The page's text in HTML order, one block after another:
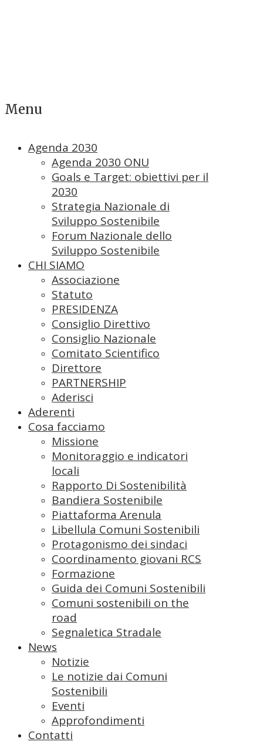
Menu
Agenda 2030
Agenda 2030 ONU
Goals e Target: obiettivi per il
2030
Strategia Nazionale di
Sviluppo Sostenibile
Forum Nazionale dello
Sviluppo Sostenibile
CHI SIAMO
Associazione
Statuto
PRESIDENZA
Consiglio Direttivo
Consiglio Nazionale
Comitato Scientifico
Direttore
PARTNERSHIP
Aderisci
Aderenti
Cosa facciamo
Missione
Monitoraggio e indicatori
locali
Rapporto Di Sostenibilità
Bandiera Sostenibile
Piattaforma Arenula
Libellula Comuni Sostenibili
Protagonismo dei sindaci
Coordinamento giovani RCS
Formazione
Guida dei Comuni Sostenibili
Comuni sostenibili on the
road
Segnaletica Stradale
News
Notizie
Le notizie dai Comuni
Sostenibili
Eventi
Approfondimenti
Contatti